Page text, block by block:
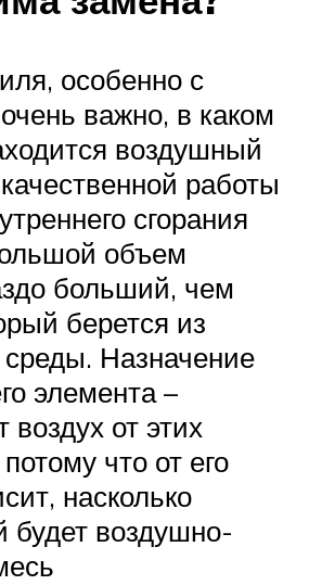
особенно с
важно, в каком
воздушный
работы
сгорания
объем
больший, чем
берется из
Назначение
элемента –
воздух от этих
что от его
насколько
будет воздушно-